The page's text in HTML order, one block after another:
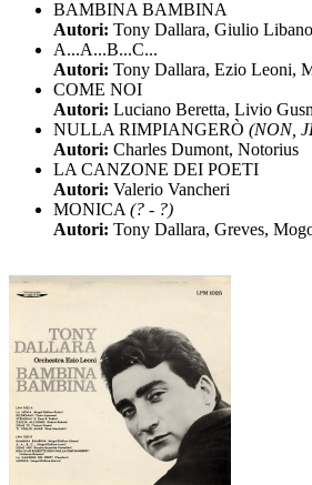
BAMBINA BAMBINA
Autori: Tony Dallara, Giulio
A...A...B...C...
Autori: Tony Dallara, Ezio Leoni,
COME NOI
Autori: Luciano Beretta, Livio
NULLA RIMPIANGERÒ (NON,
Autori: Charles Dumont, Notorius
LA CANZONE DEI POETI
Autori: Valerio Vancheri
MONICA (? - ?)
Autori: Tony Dallara, Greves,